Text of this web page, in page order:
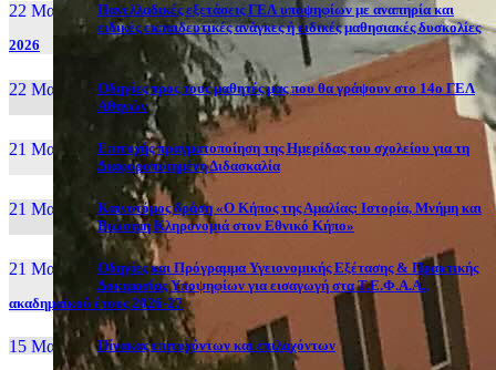
22 Μαι, 26
Πανελλαδικές εξετάσεις ΓΕΛ υποψηφίων με αναπηρία και
ειδικές εκπαιδευτικές ανάγκες ή ειδικές μαθησιακές δυσκολίες
2026
22 Μαι, 26
Οδηγίες προς τους μαθητές μας που θα γράψουν στο 14ο ΓΕΛ
Αθηνών
21 Μαι, 26
Επιτυχής πραγματοποίηση της Ημερίδας του σχολείου για τη
Διαφοροποιημένη Διδασκαλία
21 Μαι, 26
Καινοτόμος δράση «Ο Κήπος της Αμαλίας: Ιστορία, Μνήμη και
Βιώσιμη Κληρονομιά στον Εθνικό Κήπο»
21 Μαι, 26
Οδηγίες και Πρόγραμμα Υγειονομικής Εξέτασης & Πρακτικής
Δοκιμασίας Υποψηφίων για εισαγωγή στα Τ.Ε.Φ.Α.Α.,
ακαδημαϊκού έτους 2026-27
15 Μαι, 26 Πίνακας επιτυχόντων και επιλαχόντων